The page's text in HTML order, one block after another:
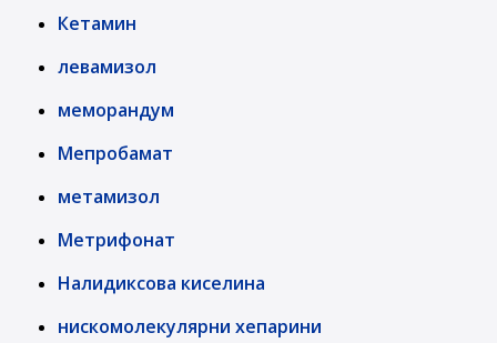
Кетамин
левамизол
меморандум
Мепробамат
метамизол
Метрифонат
Налидиксова киселина
нискомолекулярни хепарини